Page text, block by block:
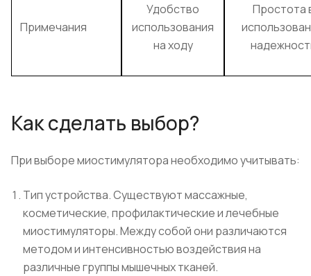
Примечания
Удобство
использования
на ходу
Простота
Как сделать выбор?
При выборе миостимулятора необходимо учитывать:
Тип устройства. Существуют массажные,
косметические, профилактические и лечебные
миостимуляторы. Между собой они различаются
методом и интенсивностью воздействия на
различные группы мышечных тканей.